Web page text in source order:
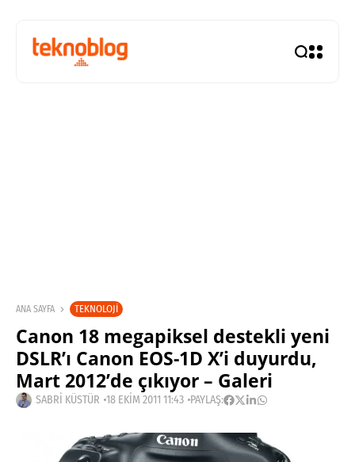
ANA SAYFA TEKNOLOJI
Canon 18 megapiksel destekli yeni
DSLR’ı Canon EOS-1D X’i duyurdu,
Mart 2012’de çıkıyor – Galeri
SABRI KÜSTÜR 18 EKIM 2011 11:43 PAYLAŞ: